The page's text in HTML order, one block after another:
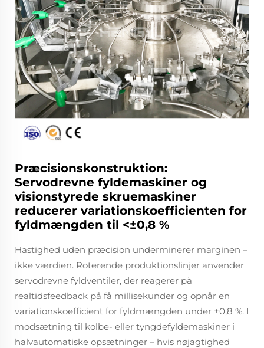
Præcisionskonstruktion:
Servodrevne fyldemaskiner og
visionstyrede skruemaskiner
reducerer variationskoefficienten for
fyldmængden til <±0,8 %
Hastighed uden præcision underminerer marginen –
ikke værdien. Roterende produktionslinjer anvender
servodrevne fyldventiler, der reagerer på
realtidsfeedback på få millisekunder og opnår en
variationskoefficient for fyldmængden under ±0,8 %. I
modsætning til kolbe- eller tyngdefyldemaskiner i
halvautomatiske opsætninger – hvis nøjagtighed